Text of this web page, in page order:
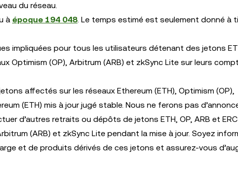
du réseau.
à époque 194 048. Le temps estimé est seulement donné à
impliquées pour tous les utilisateurs détenant des jetons
Optimism (OP), Arbitrum (ARB) et zkSync Lite sur leurs
affectés sur les réseaux Ethereum (ETH), Optimism (OP),
(ETH) mis à jour jugé stable. Nous ne ferons pas
d’autres retraits ou dépôts de jetons ETH, OP, ARB et
(ARB) et zkSync Lite pendant la mise à jour. Soyez
et de produits dérivés de ces jetons et assurez-vous